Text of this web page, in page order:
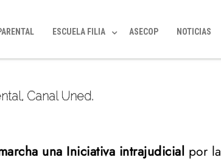
ESCUELA FILIA ASECOP NOTICIAS
Canal Uned.
una Iniciativa intrajudicial por la